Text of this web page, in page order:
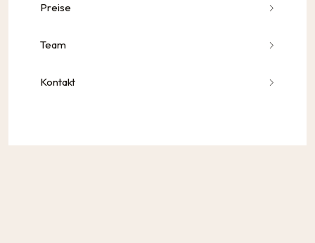
Preise
Team
Kontakt